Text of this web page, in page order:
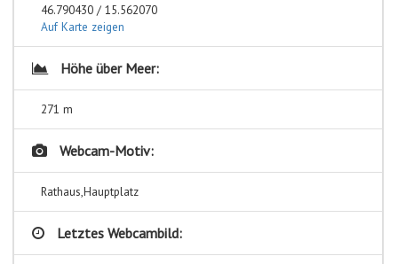
46.790430 / 15.562070
Auf Karte zeigen
Höhe über Meer:
271 m
Webcam-Motiv:
Rathaus,Hauptplatz
Letztes Webcambild: